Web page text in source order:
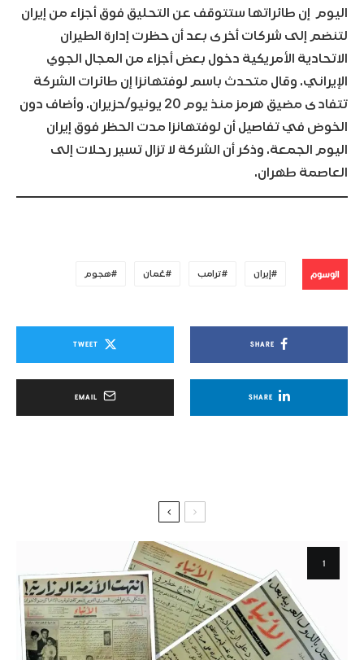
اليوم إن طائراتها ستتوقف عن التحليق فوق أجزاء من إيران
لتنضم إلى شركات أخرى بعد أن حظرت إدارة الطيران
الاتحادية الأمريكية دخول بعض أجزاء من المجال الجوي
الإيراني. وقال متحدث باسم لوفتهانزا إن طائرات الشركة
تتفادى مضيق هرمز منذ يوم 20 يونيو/حزيران. وأضاف دون
الخوض في تفاصيل أن لوفتهانزا مدت الحظر فوق إيران
اليوم الجمعة. وذكر أن الشركة لا تزال تسير رحلات إلى
العاصمة طهران.
الوسوم إيران ترامب عُمان هجوم
SHARE
TWEET
SHARE
EMAIL